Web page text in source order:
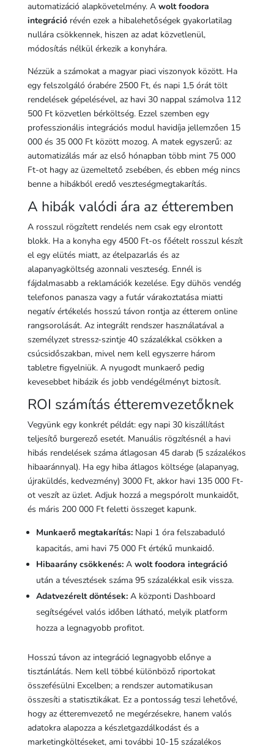
automatizáció alapkövetelmény. A wolt foodora
integrációrévén ezek a hibalehetőségek gyakorlatilag
nullára csökkennek, hiszen az adat közvetlenül,
módosítás nélkül érkezik a konyhára.
Nézzük a számokat a magyar piaci viszonyok között. Ha
egy felszolgáló órabére 2500 Ft, és napi 1,5 órát tölt
rendelések gépelésével, az havi 30 nappal számolva 112
500 Ft közvetlen bérköltség. Ezzel szemben egy
professzionális integrációs modul havidíja jellemzően 15
000 és 35 000 Ft között mozog. A matek egyszerű: az
automatizálás már az első hónapban több mint 75 000
Ft-ot hagy az üzemeltető zsebében, és ebben még nincs
benne a hibákból eredő veszteségmegtakarítás.
A hibák valódi ára az étteremben
A rosszul rögzített rendelés nem csak egy elrontott
blokk. Ha a konyha egy 4500 Ft-os főételt rosszul készít
el egy elütés miatt, az ételpazarlás és az
alapanyagköltség azonnali veszteség. Ennél is
fájdalmasabb a reklamációk kezelése. Egy dühös vendég
telefonos panasza vagy a futár várakoztatása miatti
negatív értékelés hosszú távon rontja az étterem online
rangsorolását. Az integrált rendszer használatával a
személyzet stressz-szintje 40 százalékkal csökken a
csúcsidőszakban, mivel nem kell egyszerre három
tabletre figyelniük. A nyugodt munkaerő pedig
kevesebbet hibázik és jobb vendégélményt biztosít.
ROI számítás étteremvezetőknek
Vegyünk egy konkrét példát: egy napi 30 kiszállítást
teljesítő burgerező esetét. Manuális rögzítésnél a havi
hibás rendelések száma átlagosan 45 darab (5 százalékos
hibaaránnyal). Ha egy hiba átlagos költsége (alapanyag,
újraküldés, kedvezmény) 3000 Ft, akkor havi 135 000 Ft-
ot veszít az üzlet. Adjuk hozzá a megspórolt munkaidőt,
és máris 200 000 Ft feletti összeget kapunk.
Munkaerő megtakarítás:Napi 1 óra felszabaduló
kapacitás, ami havi 75 000 Ft értékű munkaidő.
Hibaarány csökkenés:A wolt foodora integráció
után a tévesztések száma 95 százalékkal esik vissza.
Adatvezérelt döntések:A központi Dashboard
segítségével valós időben látható, melyik platform
hozza a legnagyobb profitot.
Hosszú távon az integráció legnagyobb előnye a
tisztánlátás. Nem kell többé különböző riportokat
összefésülni Excelben; a rendszer automatikusan
összesíti a statisztikákat. Ez a pontosság teszi lehetővé,
hogy az étteremvezető ne megérzésekre, hanem valós
adatokra alapozza a készletgazdálkodást és a
marketingköltéseket, ami további 10-15 százalékos